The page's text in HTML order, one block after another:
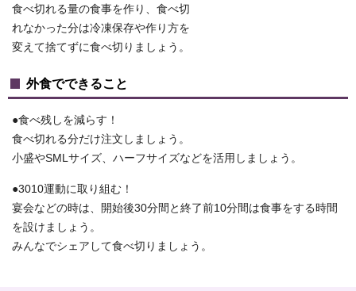
食べ切れる量の食事を作り、食べ切
れなかった分は冷凍保存や作り方を
変えて捨てずに食べ切りましょう。
外食でできること
●食べ残しを減らす！
食べ切れる分だけ注文しましょう。
小盛やSMLサイズ、ハーフサイズなどを活用しましょう。
●3010運動に取り組む！
宴会などの時は、開始後30分間と終了前10分間は食事をする時間
を設けましょう。
みんなでシェアして食べ切りましょう。